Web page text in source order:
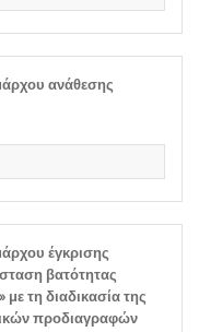
ανάθεσης
έγκρισης
βατότητας
τη διαδικασία της
προδιαγραφών